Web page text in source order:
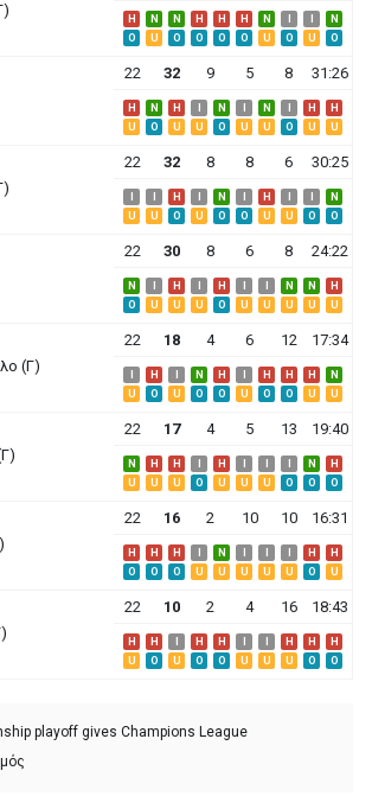
H N N H H H N
N
O
U O O O O U O U O
22 32 9 5 8 31:26
H N H N N H
H
U
O U U O U U O U U
22 32 8 8 6 30:25
H N H
N
U
U O U O O U U O O
22 30 8 6 8 24:22
N H H N N
H
O
U U U O U U U U U
(Γ)
22 18 4 6 12 17:34
H N H H H H
N
U
O U O O U O O U U
22 17 4 5 13 19:40
N H H H N
H
U
U U O U U U O O O
22 16 2 10 10 16:31
H H H N H
H
O
O O U U U U U O U
22 10 2 4 16 18:43
H H H H H H
H
U
O U O O U U U O O
playoff gives Champions League